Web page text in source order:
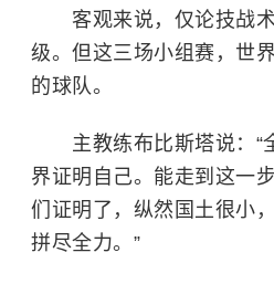
客观来说，仅论技战术
级。但这三场小组赛，世
的球队。
主教练布比斯塔说：“
界证明自己。能走到这一
们证明了，纵然国土很小
拼尽全力。”